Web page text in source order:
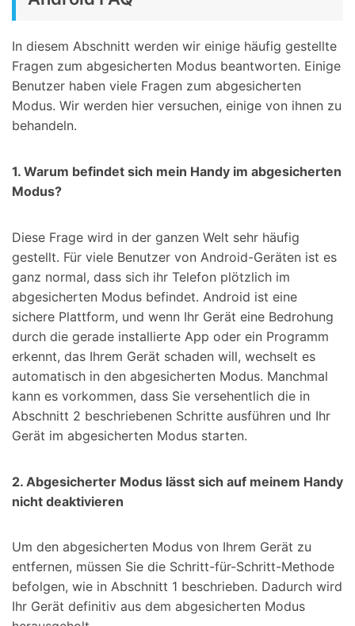
In diesem Abschnitt werden wir einige häufig gestellte
Fragen zum abgesicherten Modus beantworten. Einige
Benutzer haben viele Fragen zum abgesicherten
Modus. Wir werden hier versuchen, einige von ihnen zu
behandeln.
1. Warum befindet sich mein Handy im abgesicherten
Modus?
Diese Frage wird in der ganzen Welt sehr häufig
gestellt. Für viele Benutzer von Android-Geräten ist es
ganz normal, dass sich ihr Telefon plötzlich im
abgesicherten Modus befindet. Android ist eine
sichere Plattform, und wenn Ihr Gerät eine Bedrohung
durch die gerade installierte App oder ein Programm
erkennt, das Ihrem Gerät schaden will, wechselt es
automatisch in den abgesicherten Modus. Manchmal
kann es vorkommen, dass Sie versehentlich die in
Abschnitt 2 beschriebenen Schritte ausführen und Ihr
Gerät im abgesicherten Modus starten.
2. Abgesicherter Modus lässt sich auf meinem Handy
nicht deaktivieren
Um den abgesicherten Modus von Ihrem Gerät zu
entfernen, müssen Sie die Schritt-für-Schritt-Methode
befolgen, wie in Abschnitt 1 beschrieben. Dadurch wird
Ihr Gerät definitiv aus dem abgesicherten Modus